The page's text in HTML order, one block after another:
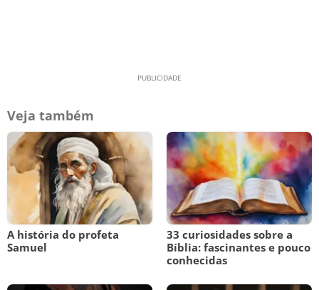
Veja também
A história do profeta
Samuel
33 curiosidades sobre a
Bíblia: fascinantes e pouco
conhecidas